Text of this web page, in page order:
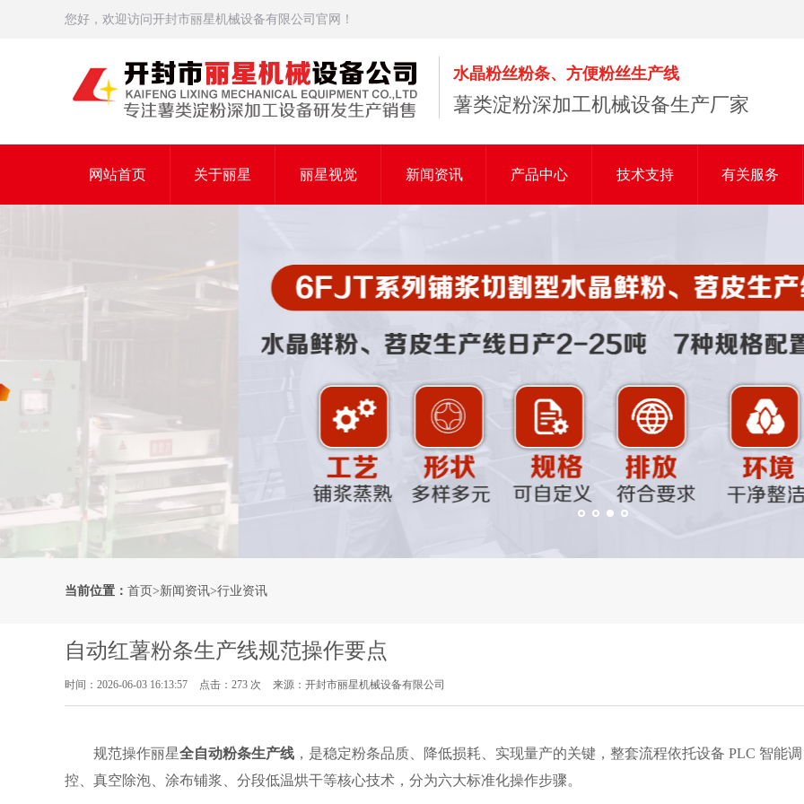
您好，欢迎访问开封市丽星机械设备有限公司官网！
水晶粉丝粉条、方便粉丝生产线
薯类淀粉深加工机械设备生产厂家
网站首页 关于丽星 丽星视觉 新闻资讯 产品中心 技术支持 有关服务
当前位置： 首页>新闻资讯>行业资讯
自动红薯粉条生产线规范操作要点
时间：2026-06-03 16:13:57 点击：273 次 来源：开封市丽星机械设备有限公司
规范操作丽星全自动粉条生产线 ，是稳定粉条品质、降低损耗、实现量产的关键，整套流程依托设备 PLC 智能调
控、真空除泡、涂布铺浆、分段低温烘干等核心技术，分为六大标准化操作步骤。